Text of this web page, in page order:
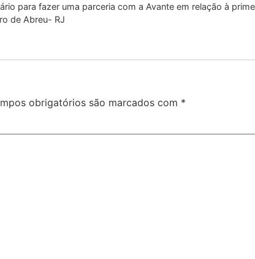
para fazer uma parceria com a Avante em relação à
de Abreu- RJ
obrigatórios são marcados com *